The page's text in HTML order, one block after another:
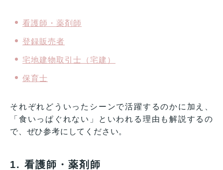
看護師・薬剤師
登録販売者
宅地建物取引士（宅建）
保育士
それぞれどういったシーンで活躍するのかに加え、
「食いっぱぐれない」といわれる理由も解説するの
で、ぜひ参考にしてください。
1. 看護師・薬剤師